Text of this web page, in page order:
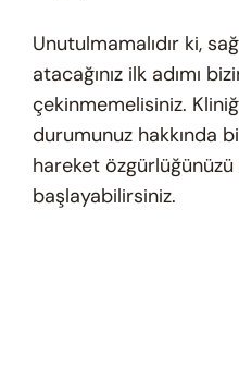
Unutulmamalıdır ki,
atacağınız ilk adımı
çekinmemelisiniz.
durumunuz hakkında
hareket
başlayabilirsiniz.